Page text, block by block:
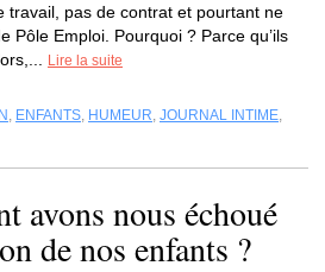
travail, pas de contrat et pourtant ne
Pôle Emploi. Pourquoi ? Parce qu’ils
Lire la suite
, ENFANTS, HUMEUR, JOURNAL INTIME,
avons nous échoué
de nos enfants ?